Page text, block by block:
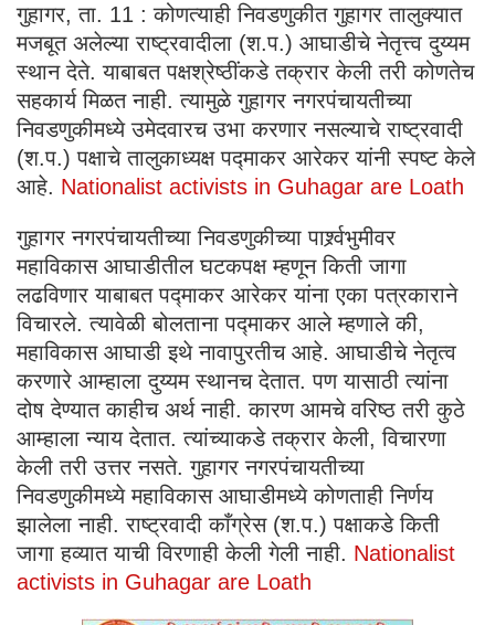
गुहागर, ता. 11 : कोणत्याही निवडणुकीत गुहागर तालुक्यात
मजबूत अलेल्या राष्ट्रवादीला (श.प.) आघाडीचे नेतृत्त्व दुय्यम
स्थान देते. याबाबत पक्षश्रेष्ठींकडे तक्रार केली तरी कोणतेच
सहकार्य मिळत नाही. त्यामुळे गुहागर नगरपंचायतीच्या
निवडणुकीमध्ये उमेदवारच उभा करणार नसल्याचे राष्ट्रवादी
(श.प.) पक्षाचे तालुकाध्यक्ष पद्माकर आरेकर यांनी स्पष्ट केले
आहे. Nationalist activists in Guhagar are Loath
गुहागर नगरपंचायतीच्या निवडणुकीच्या पार्श्र्वभुमीवर
महाविकास आघाडीतील घटकपक्ष म्हणून किती जागा
लढविणार याबाबत पद्माकर आरेकर यांना एका पत्रकाराने
विचारले. त्यावेळी बोलताना पद्माकर आले म्हणाले की,
महाविकास आघाडी इथे नावापुरतीच आहे. आघाडीचे नेतृत्व
करणारे आम्हाला दुय्यम स्थानच देतात. पण यासाठी त्यांना
दोष देण्यात काहीच अर्थ नाही. कारण आमचे वरिष्ठ तरी कुठे
आम्हाला न्याय देतात. त्यांच्याकडे तक्रार केली, विचारणा
केली तरी उत्तर नसते. गुहागर नगरपंचायतीच्या
निवडणुकीमध्ये महाविकास आघाडीमध्ये कोणताही निर्णय
झालेला नाही. राष्ट्रवादी काँग्रेस (श.प.) पक्षाकडे किती
जागा हव्यात याची विरणाही केली गेली नाही. Nationalist
activists in Guhagar are Loath